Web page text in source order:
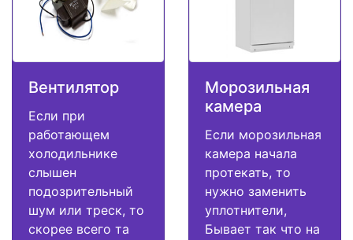
Вентилятор
Если при
работающем
холодильнике
слышен
подозрительный
шум или треск, то
скорее всего та
Морозильная
камера
Если морозильная
камера начала
протекать, то
нужно заменить
уплотнители,
Бывает так что на